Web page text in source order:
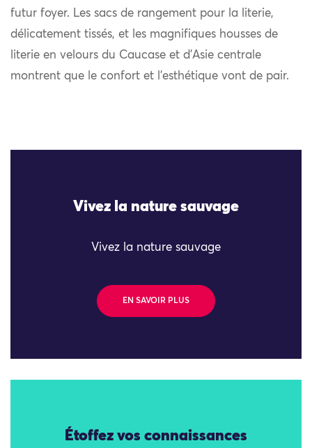
futur foyer. Les sacs de rangement pour la literie,
délicatement tissés, et les magnifiques housses de
literie en velours du Caucase et d’Asie centrale
montrent que le confort et l’esthétique vont de pair.
Vivez la nature sauvage
Vivez la nature sauvage
EN SAVOIR PLUS
Étoffez vos connaissances